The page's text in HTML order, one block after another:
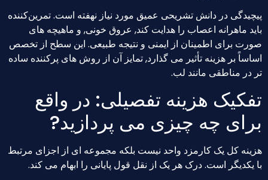
پیچیدگی در دانش تشریحی عمیق مورد نیاز نهفته است. تمرین‌کننده
باید ماهرانه اعصاب را هدایت کند, عروق خونی, و ماهیچه های
صورت برای اطمینان از ایمنی و نتیجه طبیعی. این سطح از تخصص
اساساً بر هزینه تأثیر می گذارد, تمایز آن از روش های پرکننده ساده
تر در مناطقی مانند لب.
تفکیک هزینه تفصیلی: در واقع
برای چه چیزی می پردازید?
هزینه کل یک کارمزد واحد نیست بلکه مجموعه ای از اجزای مرتبط
با یکدیگر است. درک هر یک از نقل قول پایانی را ابهام می کند.